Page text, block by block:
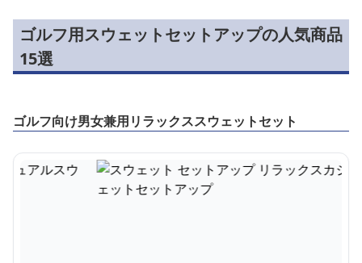
ゴルフ用スウェットセットアップの人気商品
15選
ゴルフ向け男女兼用リラックススウェットセット